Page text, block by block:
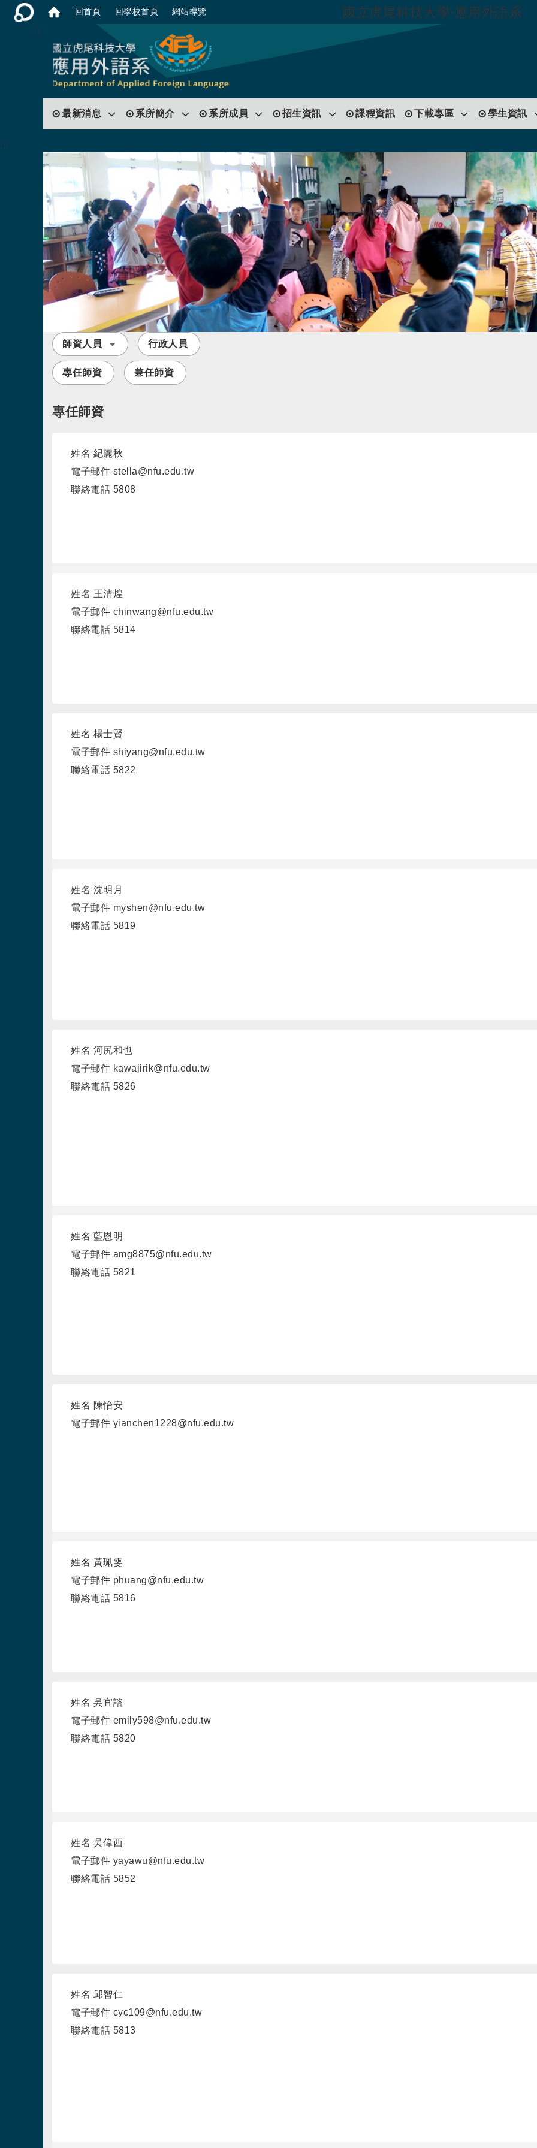
回首頁 回學校首頁 網站導覽 國立虎尾科技大學-應用外語系
跳到主要內容
:::
最新消息 系所簡介 系所成員 招生資訊 課程資訊 下載專區 學生資訊
:::
師資人員 行政人員
專任師資 兼任師資
專任師資
姓名 紀麗秋
電子郵件 stella@nfu.edu.tw
聯絡電話 5808
姓名 王清煌
電子郵件 chinwang@nfu.edu.tw
聯絡電話 5814
姓名 楊士賢
電子郵件 shiyang@nfu.edu.tw
聯絡電話 5822
姓名 沈明月
電子郵件 myshen@nfu.edu.tw
聯絡電話 5819
姓名 河尻和也
電子郵件 kawajirik@nfu.edu.tw
聯絡電話 5826
姓名 藍恩明
電子郵件 amg8875@nfu.edu.tw
聯絡電話 5821
姓名 陳怡安
電子郵件 yianchen1228@nfu.edu.tw
姓名 黃珮雯
電子郵件 phuang@nfu.edu.tw
聯絡電話 5816
姓名 吳宜諮
電子郵件 emily598@nfu.edu.tw
聯絡電話 5820
姓名 吳偉西
電子郵件 yayawu@nfu.edu.tw
聯絡電話 5852
姓名 邱智仁
電子郵件 cyc109@nfu.edu.tw
聯絡電話 5813